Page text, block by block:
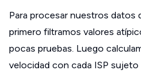
Para procesar nuestros datos
primero filtramos valores
pocas pruebas. Luego
velocidad con cada ISP